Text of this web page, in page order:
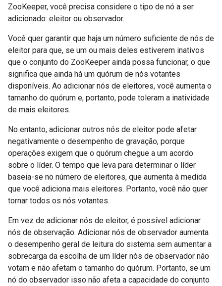
ZooKeeper, você precisa considere o tipo de nó a ser
adicionado: eleitor ou observador.
Você quer garantir que haja um número suficiente de nós de
eleitor para que, se um ou mais deles estiverem inativos
que o conjunto do ZooKeeper ainda possa funcionar, o que
significa que ainda há um quórum de nós votantes
disponíveis. Ao adicionar nós de eleitores, você aumenta o
tamanho do quórum e, portanto, pode toleram a inatividade
de mais eleitores.
No entanto, adicionar outros nós de eleitor pode afetar
negativamente o desempenho de gravação, porque
operações exigem que o quórum chegue a um acordo
sobre o líder. O tempo que leva para determinar o líder
baseia-se no número de eleitores, que aumenta à medida
que você adiciona mais eleitores. Portanto, você não quer
tornar todos os nós votantes.
Em vez de adicionar nós de eleitor, é possível adicionar
nós de observação. Adicionar nós de observador aumenta
o desempenho geral de leitura do sistema sem aumentar a
sobrecarga da escolha de um líder nós de observador não
votam e não afetam o tamanho do quórum. Portanto, se um
nó do observador isso não afeta a capacidade do conjunto